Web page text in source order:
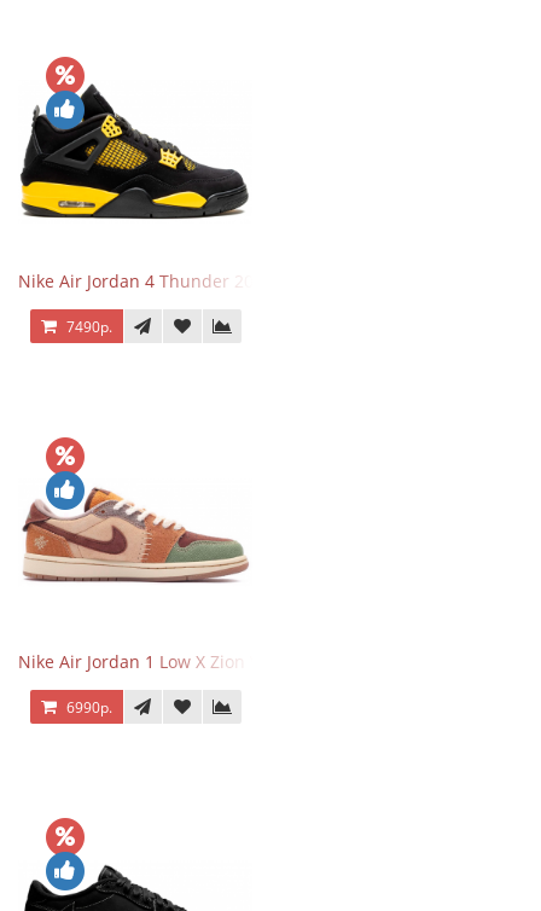
Nike Air Jordan 4 Thunder 2023
7490р.
Nike Air Jordan 1 Low X Zion Williamson Voodoo
6990р.